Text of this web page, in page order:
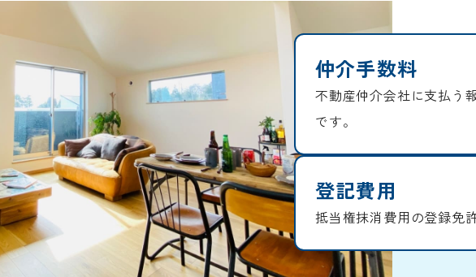
仲介手数料
不動産仲介会社に支払う
です。
登記費用
抵当権抹消費用の登録免